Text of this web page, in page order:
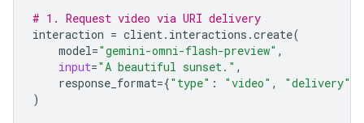
# 1. Request video via URI delivery
interaction = client. interactions .create(
model="gemini-omni-flash-preview" ,
input="A beautiful sunset." ,
response_format={"type" : "video" , "delivery"
)